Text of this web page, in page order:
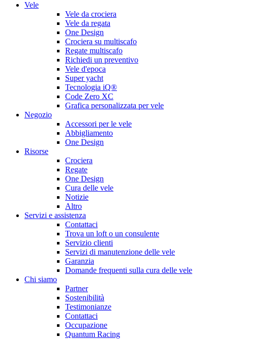
Vele
Vele da crociera
Vele da regata
One Design
Crociera su multiscafo
Regate multiscafo
Richiedi un preventivo
Vele d'epoca
Super yacht
Tecnologia iQ®
Code Zero XC
Grafica personalizzata per vele
Negozio
Accessori per le vele
Abbigliamento
One Design
Risorse
Crociera
Regate
One Design
Cura delle vele
Notizie
Altro
Servizi e assistenza
Contattaci
Trova un loft o un consulente
Servizio clienti
Servizi di manutenzione delle vele
Garanzia
Domande frequenti sulla cura delle vele
Chi siamo
Partner
Sostenibilità
Testimonianze
Contattaci
Occupazione
Quantum Racing